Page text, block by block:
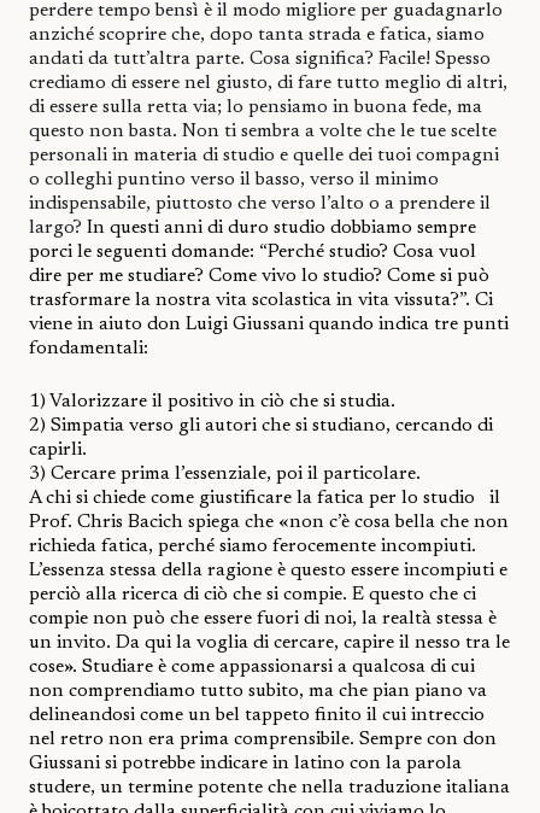
perdere tempo bensì è il modo migliore per guadagnarlo
anziché scoprire che, dopo tanta strada e fatica, siamo
andati da tutt’altra parte. Cosa significa? Facile! Spesso
crediamo di essere nel giusto, di fare tutto meglio di altri,
di essere sulla retta via; lo pensiamo in buona fede, ma
questo non basta. Non ti sembra a volte che le tue scelte
personali in materia di studio e quelle dei tuoi compagni
o colleghi puntino verso il basso, verso il minimo
indispensabile, piuttosto che verso l’alto o a prendere il
largo? In questi anni di duro studio dobbiamo sempre
porci le seguenti domande: “Perché studio? Cosa vuol
dire per me studiare? Come vivo lo studio? Come si può
trasformare la nostra vita scolastica in vita vissuta?”. Ci
viene in aiuto don Luigi Giussani quando indica tre punti
fondamentali:
1) Valorizzare il positivo in ciò che si studia.
2) Simpatia verso gli autori che si studiano, cercando di
capirli.
3) Cercare prima l’essenziale, poi il particolare.
A chi si chiede come giustificare la fatica per lo studio
il
Prof. Chris Bacich spiega che «non c’è cosa bella che non
richieda fatica, perché siamo ferocemente incompiuti.
L’essenza stessa della ragione è questo essere incompiuti e
perciò alla ricerca di ciò che si compie. E questo che ci
compie non può che essere fuori di noi, la realtà stessa è
un invito. Da qui la voglia di cercare, capire il nesso tra le
cose». Studiare è come appassionarsi a qualcosa di cui
non comprendiamo tutto subito, ma che pian piano va
delineandosi come un bel tappeto finito il cui intreccio
nel retro non era prima comprensibile. Sempre con don
Giussani si potrebbe indicare in latino con la parola
studere, un termine potente che nella traduzione italiana